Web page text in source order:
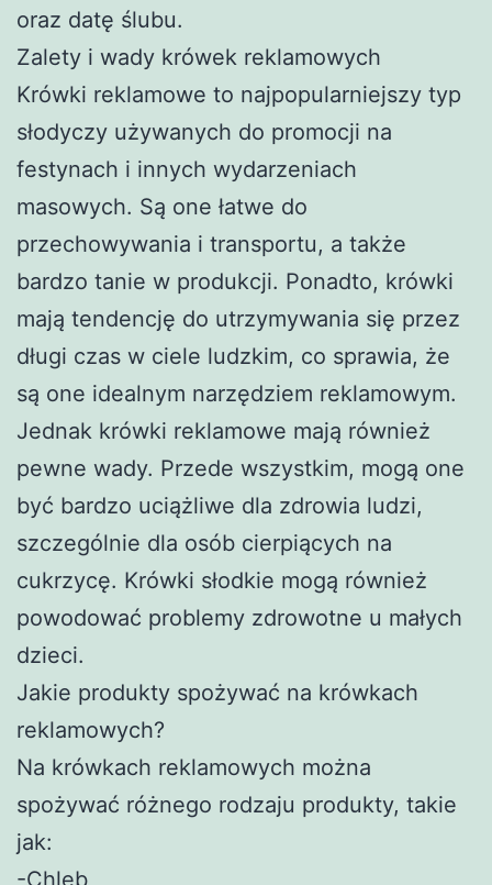
oraz datę ślubu.
Zalety i wady krówek reklamowych
Krówki reklamowe to najpopularniejszy typ
słodyczy używanych do promocji na
festynach i innych wydarzeniach
masowych. Są one łatwe do
przechowywania i transportu, a także
bardzo tanie w produkcji. Ponadto, krówki
mają tendencję do utrzymywania się przez
długi czas w ciele ludzkim, co sprawia, że ​​
są one idealnym narzędziem reklamowym.
Jednak krówki reklamowe mają również
pewne wady. Przede wszystkim, mogą one
być bardzo uciążliwe dla zdrowia ludzi,
szczególnie dla osób cierpiących na
cukrzycę. Krówki słodkie mogą również
powodować problemy zdrowotne u małych
dzieci.
Jakie produkty spożywać na krówkach
reklamowych?
Na krówkach reklamowych można
spożywać różnego rodzaju produkty, takie
jak:
-Chleb